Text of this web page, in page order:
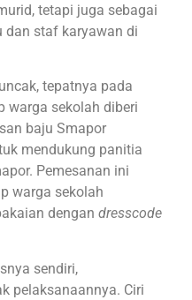
tetapi juga sebagai
dan staf karyawan di
tepatnya pada
warga sekolah diberi
baju Smapor
mendukung panitia
Pemesanan ini
warga sekolah
dengan dresscode
sendiri,
pelaksanaannya. Ciri